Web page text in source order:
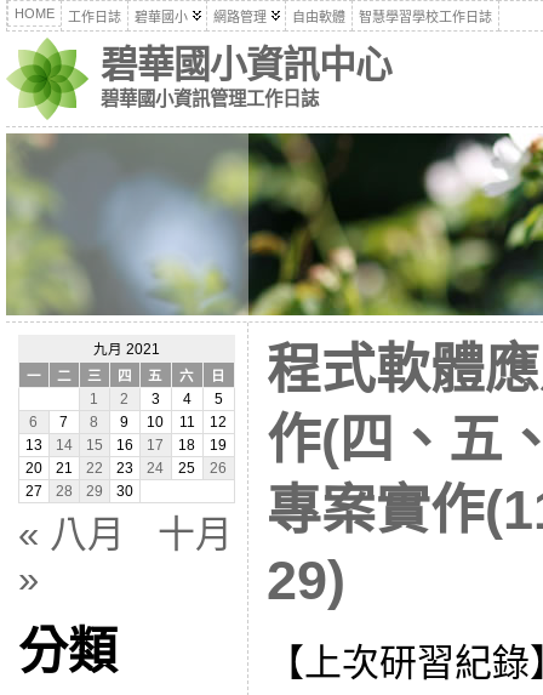
HOME 工作日誌 碧華國小 網路管理 自由軟體 智慧學習學校工作日誌
碧華國小資訊中心
碧華國小資訊管理工作日誌
九月 2021
一
二 三 四 五 六
日
1
2 3 4
5
6
7 8 9 10 11
12
13
14 15 16 17 18
19
20
21 22 23 24 25
26
27
28 29 30
« 八月
十月
»
分類
程式軟體
作(四、五
專案實作
29)
【上次研習紀錄